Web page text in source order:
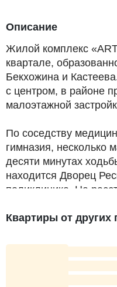
Описание
Жилой комплекс
квартале,
Бекхожина и
с центром, в районе
малоэтажной
По соседству
гимназия, несколько
десяти минутах
находится Дворец
поликлиника. На
есть остановка
Жилой комплекс
очереди.
Квартиры от других